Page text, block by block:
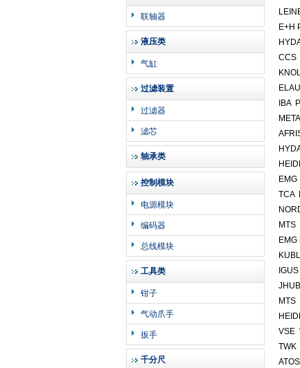
联轴器
液压类
气缸
过滤装置
过滤器
滤芯
轴承类
控制模块
电源模块
编码器
总线模块
工具类
钳子
气动爪手
扳手
千分尺
E+H
CCS
IBA
TCA
MTS
MTS
VSE
TWK